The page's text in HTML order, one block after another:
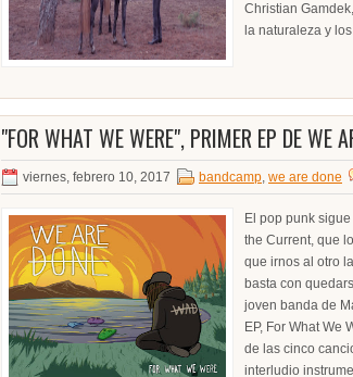
Christian
la naturaleza y
"FOR WHAT WE WERE", PRIMER EP DE WE
viernes, febrero 10, 2017 bandcamp, we are done
El pop punk
the Current, que
que irnos al otro
basta con
joven banda de
EP, For What We
de las cinco
interludio